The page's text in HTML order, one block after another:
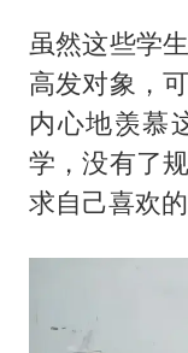
虽然这些学
高发对象，
内心地羡慕
学，没有了
求自己喜欢的